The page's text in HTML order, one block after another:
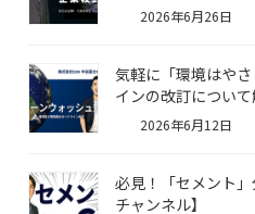
2026年6月26日
気軽に「環境はや
インの改訂について
2026年6月12日
必見！「セメント
チャンネル】